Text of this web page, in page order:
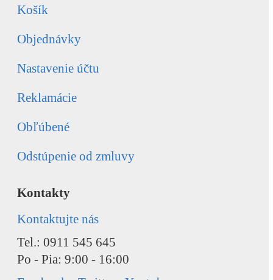
Košík
Objednávky
Nastavenie účtu
Reklamácie
Obľúbené
Odstúpenie od zmluvy
Kontakty
Kontaktujte nás
Tel.: 0911 545 645
Po - Pia: 9:00 - 16:00